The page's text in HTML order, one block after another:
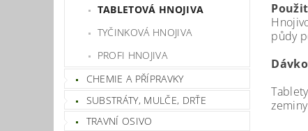
TABLETOVÁ HNOJIVA
TYČINKOVÁ HNOJIVA
PROFI HNOJIVA
CHEMIE A PŘÍPRAVKY
SUBSTRÁTY, MULČE, DRŤE
TRAVNÍ OSIVO
půdy